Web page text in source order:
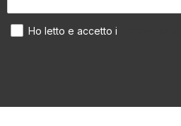
Ho letto e accetto i